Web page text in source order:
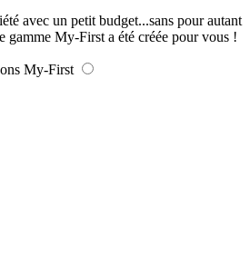
avec un petit budget...sans pour autant
gamme My-First a été créée pour vous !
My-First